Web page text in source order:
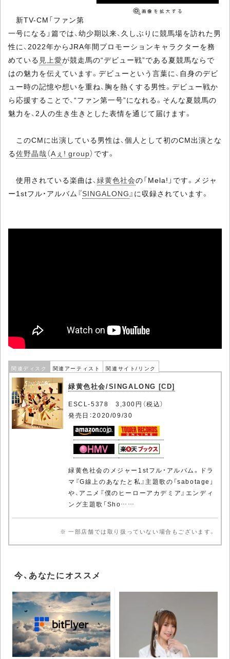
新TV-CM「ファン第
一号になる」篇では、幼少期以来、久しぶりに競馬場を訪れた男
性に、2022年からJRA年間プロモーションキャラクターを務
めている 見上愛が競走馬の“デビュー戦”である夏競馬ならで
はの魅力を伝えています。デビューという言葉に、自身のデビ
ュー時の記憶や想いを重ね、胸を熱くする男性。デビュー戦か
ら応援することで、“ファン第一号”になれる。そんな夏競馬の
魅力を、2人の生き生きとした表情を通じて届けます。
このCMに出演している男性は、個人として初のCM出演とな
る佐野晶哉（Aぇ! group）です。
使用されている楽曲は、緑黄色社会の「Mela!」です。メジャ
ー1stフル・アルバム『SINGALONG』に収録されています。
関連ディスク 関連アーティスト 関連サイト/リンク
緑黄色社会/SINGALONG [CD]
ESCL-5378 3,300円（税込）
発売日：2020/09/30
緑黄色社会のメジャー1stフル・アルバム。ドラ
マ『G線上のあなたと私』主題歌の「sabotage」
や、アニメ『僕のヒーローアカデミア』エンディ
ング主題歌「Sho……
※ 一部店舗では取り扱っていない場合もございます。
今、あなたにオススメ